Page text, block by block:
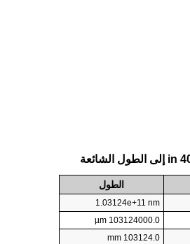
الطول
1.03124e+11 nm
103124000.0 µm
103124.0 mm